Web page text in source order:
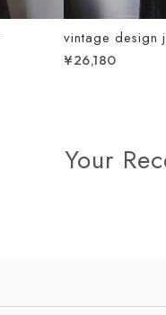
vintage design
¥26,180
Your